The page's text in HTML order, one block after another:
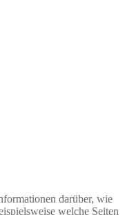
darüber, wie
welche Seiten